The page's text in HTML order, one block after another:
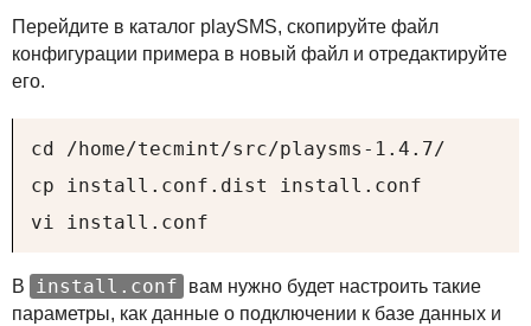
Перейдите в каталог playSMS, скопируйте файл
конфигурации примера в новый файл и отредактируйте
его.
cd /home/tecmint/src/playsms-1.4.7/
cp install.conf.dist install.conf
vi install.conf
В install.conf
вам нужно будет настроить такие
параметры, как данные о подключении к базе данных и